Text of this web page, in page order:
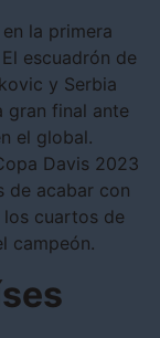
la primera
escuadrón de
y Serbia
gran final ante
el global.
Davis 2023
de acabar con
los cuartos de
campeón.